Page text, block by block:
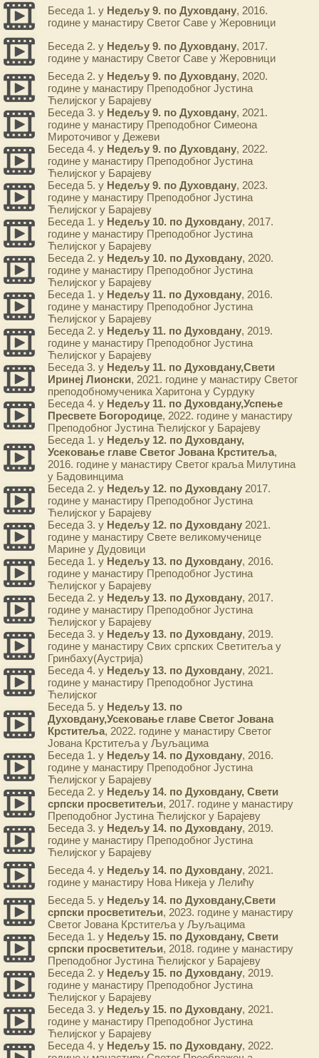
Беседа 1. у Недељу 9. по Духовдану, 2016.
године у манастиру Светог Саве у Жеровници
Беседа 2. у Недељу 9. по Духовдану, 2017.
године у манастиру Светог Саве у Жеровници
Беседа 2. у Недељу 9. по Духовдану, 2020.
године у манастиру Преподобног Јустина
Ћелијског у Барајеву
Беседа 3. у Недељу 9. по Духовдану, 2021.
године у манастиру Преподобног Симеона
Мироточивог у Дежеви
Беседа 4. у Недељу 9. по Духовдану, 2022.
године у манастиру Преподобног Јустина
Ћелијског у Барајеву
Беседа 5. у Недељу 9. по Духовдану, 2023.
године у манастиру Преподобног Јустина
Ћелијског у Барајеву
Беседа 1. у Недељу 10. по Духовдану, 2017.
године у манастиру Преподобног Јустина
Ћелијског у Барајеву
Беседа 2. у Недељу 10. по Духовдану, 2020.
године у манастиру Преподобног Јустина
Ћелијског у Барајеву
Беседа 1. у Недељу 11. по Духовдану, 2016.
године у манастиру Преподобног Јустина
Ћелијског у Барајеву
Беседа 2. у Недељу 11. по Духовдану, 2019.
године у манастиру Преподобног Јустина
Ћелијског у Барајеву
Беседа 3. у Недељу 11. по Духовдану,Свети
Иринеј Лионски, 2021. године у манастиру Светог
преподобномученика Харитона у Сурдуку
Беседа 4. у Недељу 11. по Духовдану,Успење
Пресвете Богородице, 2022. године у манастиру
Преподобног Јустина Ћелијског у Барајеву
Беседа 1. у Недељу 12. по Духовдану,
Усековање главе Светог Јована Крститеља,
2016. године у манастиру Светог краља Милутина
у Бадовинцима
Беседа 2. у Недељу 12. по Духовдану 2017.
године у манастиру Преподобног Јустина
Ћелијског у Барајеву
Беседа 3. у Недељу 12. по Духовдану 2021.
године у манастиру Свете великомученице
Марине у Дудовици
Беседа 1. у Недељу 13. по Духовдану, 2016.
године у манастиру Преподобног Јустина
Ћелијског у Барајеву
Беседа 2. у Недељу 13. по Духовдану, 2017.
године у манастиру Преподобног Јустина
Ћелијског у Барајеву
Беседа 3. у Недељу 13. по Духовдану, 2019.
године у манастиру Свих српских Светитеља у
Гринбаху(Аустрија)
Беседа 4. у Недељу 13. по Духовдану, 2021.
године у манастиру Преподобног Јустина
Ћелијског
Беседа 5. у Недељу 13. по
Духовдану,Усековање главе Светог Јована
Крститеља, 2022. године у манастиру Светог
Јована Крститеља у Љуљацима
Беседа 1. у Недељу 14. по Духовдану, 2016.
године у манастиру Преподобног Јустина
Ћелијског у Барајеву
Беседа 2. у Недељу 14. по Духовдану, Свети
српски просветитељи, 2017. године у манастиру
Преподобног Јустина Ћелијског у Барајеву
Беседа 3. у Недељу 14. по Духовдану, 2019.
године у манастиру Преподобног Јустина
Ћелијског у Барајеву
Беседа 4. у Недељу 14. по Духовдану, 2021.
године у манастиру Нова Никеја у Лелићу
Беседа 5. у Недељу 14. по Духовдану,Свети
српски просветитељи, 2023. године у манастиру
Светог Јована Крститеља у Љуљацима
Беседа 1. у Недељу 15. по Духовдану, Свети
српски просветитељи, 2018. године у манастиру
Преподобног Јустина Ћелијског у Барајеву
Беседа 2. у Недељу 15. по Духовдану, 2019.
године у манастиру Преподобног Јустина
Ћелијског у Барајеву
Беседа 3. у Недељу 15. по Духовдану, 2021.
године у манастиру Преподобног Јустина
Ћелијског у Барајеву
Беседа 4. у Недељу 15. по Духовдану, 2022.